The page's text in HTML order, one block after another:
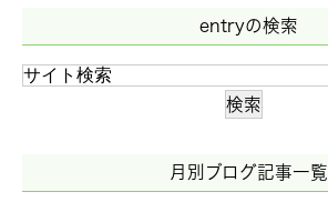
entryの検索
月別ブログ記事一覧